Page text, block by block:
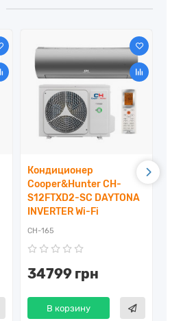
Кондиционер
Cooper&Hunter CH-
S12FTXD2-SC DAYTONA
INVERTER Wi-Fi
CH-165
34799 грн
В корзину